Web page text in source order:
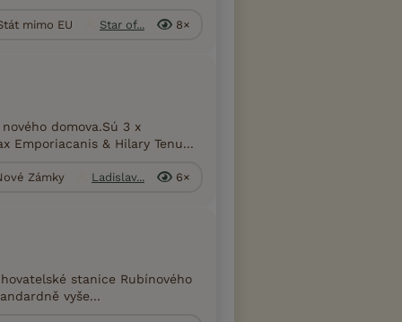
mimo EU Star of... 8×
domova.Sú 3 x
Emporiacanis & Hilary Tenu...
Zámky Ladislav... 6×
stanice Rubínového
vyše...